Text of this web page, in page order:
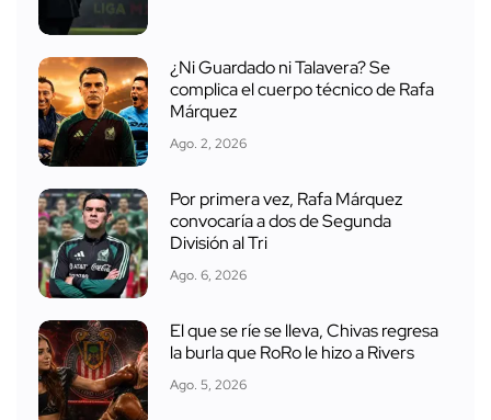
¿Ni Guardado ni Talavera? Se
complica el cuerpo técnico de Rafa
Márquez
Ago. 2, 2026
Por primera vez, Rafa Márquez
convocaría a dos de Segunda
División al Tri
Ago. 6, 2026
El que se ríe se lleva, Chivas regresa
la burla que RoRo le hizo a Rivers
Ago. 5, 2026